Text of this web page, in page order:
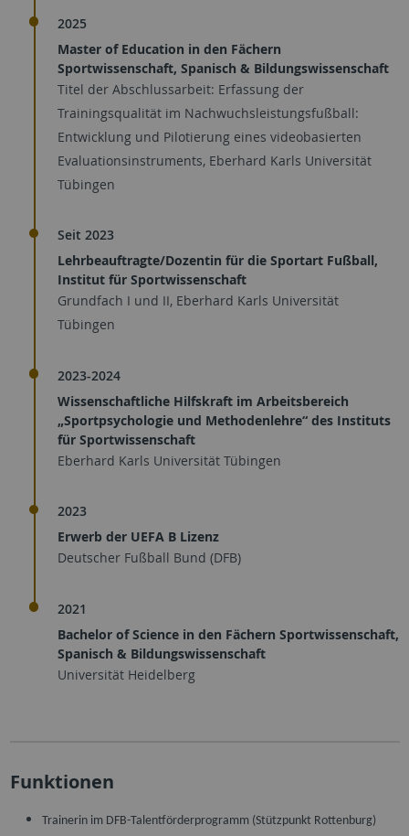
2025
Master of Education in den Fächern
Sportwissenschaft, Spanisch & Bildungswissenschaft
Titel der Abschlussarbeit: Erfassung der
Trainingsqualität im Nachwuchsleistungsfußball:
Entwicklung und Pilotierung eines videobasierten
Evaluationsinstruments, Eberhard Karls Universität
Tübingen
Seit 2023
Lehrbeauftragte/Dozentin für die Sportart Fußball,
Institut für Sportwissenschaft
Grundfach I und II, Eberhard Karls Universität
Tübingen
2023-2024
Wissenschaftliche Hilfskraft im Arbeitsbereich
„Sportpsychologie und Methodenlehre“ des Instituts
für Sportwissenschaft
Eberhard Karls Universität Tübingen
2023
Erwerb der UEFA B Lizenz
Deutscher Fußball Bund (DFB)
2021
Bachelor of Science in den Fächern Sportwissenschaft,
Spanisch & Bildungswissenschaft
Universität Heidelberg
Funktionen
Trainerin im DFB-Talentförderprogramm (Stützpunkt Rottenburg)